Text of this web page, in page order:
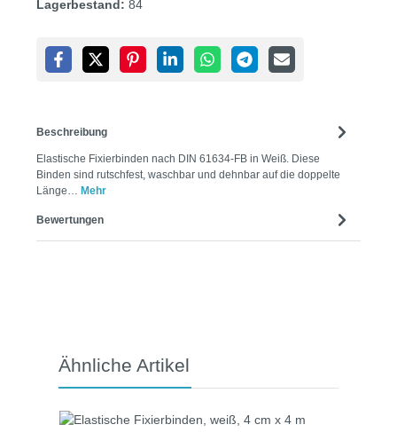
Lagerbestand: 84
Beschreibung
Elastische Fixierbinden nach DIN 61634-FB in Weiß. Diese
Binden sind rutschfest, waschbar und dehnbar auf die doppelte
Länge… Mehr
Bewertungen
Produktgalerie überspringen
Ähnliche Artikel